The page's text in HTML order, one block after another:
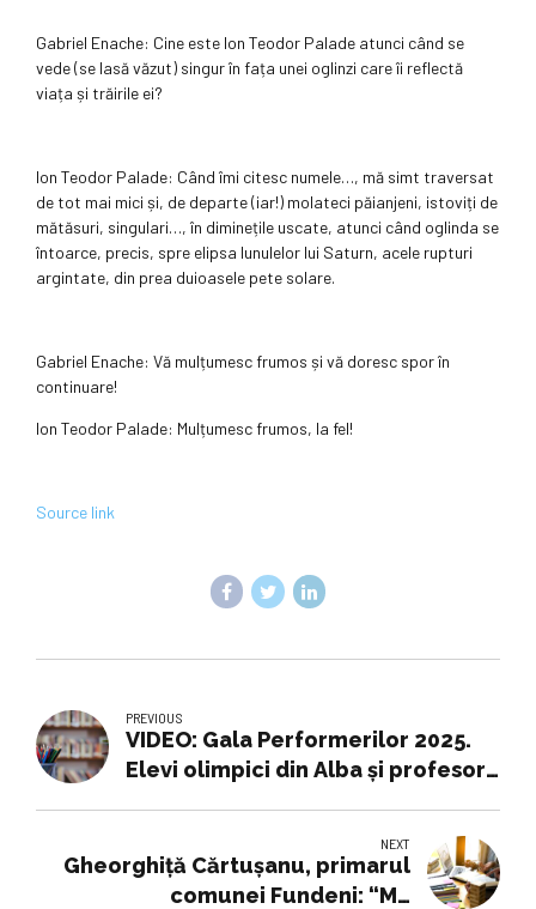
Gabriel Enache: Cine este Ion Teodor Palade atunci când se
vede (se lasă văzut) singur în fața unei oglinzi care îi reflectă
viața și trăirile ei?
Ion Teodor Palade: Când îmi citesc numele…, mă simt traversat
de tot mai mici și, de departe (iar!) molateci păianjeni, istoviți de
mătăsuri, singulari…, în diminețile uscate, atunci când oglinda se
întoarce, precis, spre elipsa lunulelor lui Saturn, acele rupturi
argintate, din prea duioasele pete solare.
Gabriel Enache: Vă mulțumesc frumos și vă doresc spor în
continuare!
Ion Teodor Palade: Mulțumesc frumos, la fel!
Source link
PREVIOUS
VIDEO: Gala Performerilor 2025.
Elevi olimpici din Alba și profesorii
NEXT
Gheorghiță Cărtușanu, primarul
comunei Fundeni: “Mă